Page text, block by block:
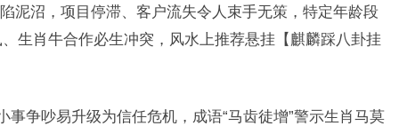
泥沼，项目停滞、客户流失令人束手无策，特定年龄段
生肖牛合作必生冲突，风水上推荐悬挂【麒麟踩八卦挂
事争吵易升级为信任危机，成语“马齿徒增”警示生肖马莫